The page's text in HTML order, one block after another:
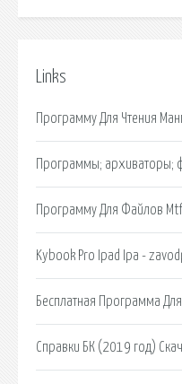
Links
Программу Для Чтения
Программы; архиваторы;
Программу Для Файлов
Kybook Pro Ipad Ipa -
Бесплатная Программа
Справки БК (2019 год)